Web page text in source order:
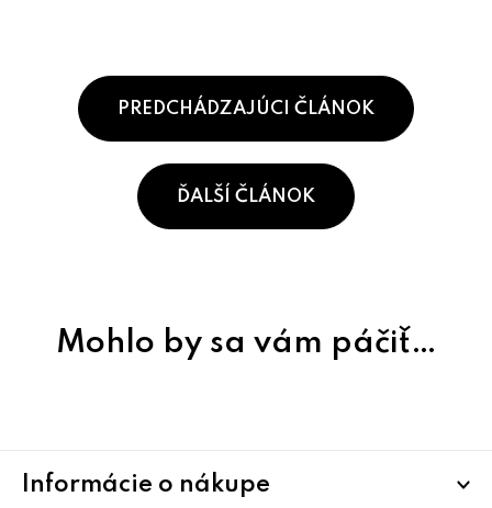
PREDCHÁDZAJÚCI ČLÁNOK
ĎALŠÍ ČLÁNOK
Mohlo by sa vám páčiť…
Informácie o nákupe